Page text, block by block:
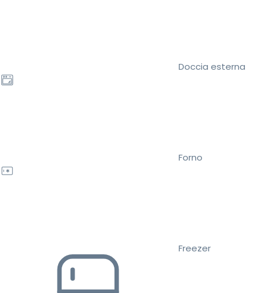
Doccia esterna
Forno
Freezer